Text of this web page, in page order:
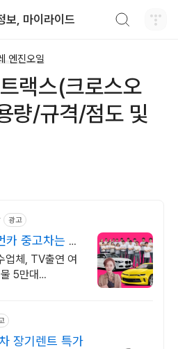
보, 마이라이드
엔진오일
랙스(크로스오
량/규격/점도 및
광고
중고차는 최
업체, TV출연 여
5만대
장기렌트 특가